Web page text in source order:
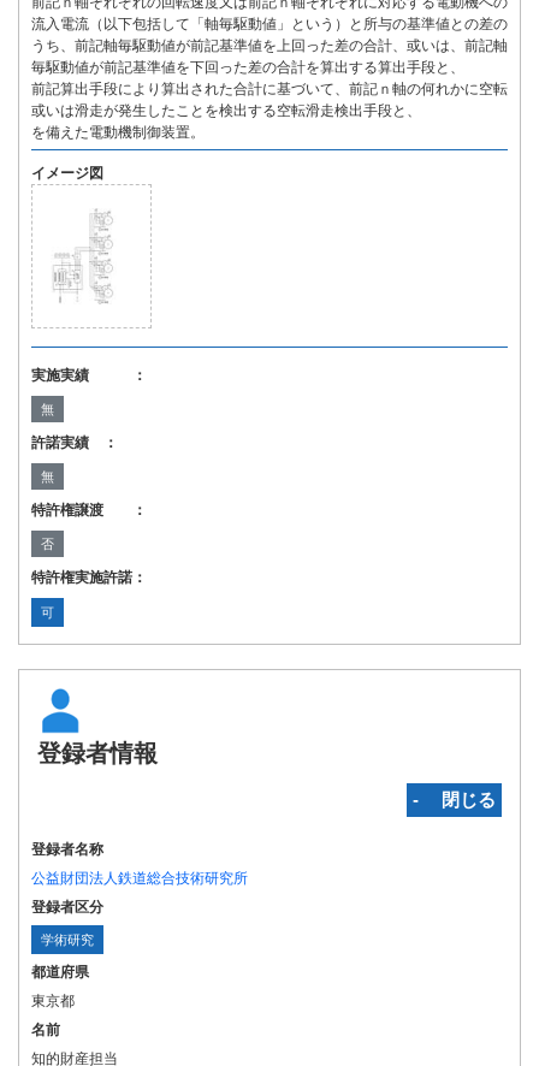
流入電流（以下包括して「軸毎駆動値」という）と所与の基準値との差の
うち、前記軸毎駆動値が前記基準値を上回った差の合計、或いは、前記軸
毎駆動値が前記基準値を下回った差の合計を算出する算出手段と、
前記算出手段により算出された合計に基づいて、前記ｎ軸の何れかに空転
或いは滑走が発生したことを検出する空転滑走検出手段と、
を備えた電動機制御装置。
イメージ図
実施実績 ：
無
許諾実績 ：
無
特許権譲渡 ：
否
特許権実施許諾：
可
登録者情報
‐ 閉じる
登録者名称
公益財団法人鉄道総合技術研究所
登録者区分
学術研究
都道府県
東京都
名前
知的財産担当